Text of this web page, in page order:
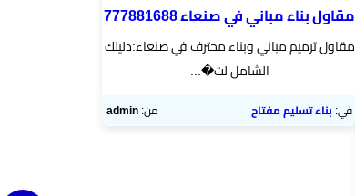
مقاول بناء مباني في صنعاء 777881688
مقاول ترميم مباني وبناء محترف في صنعاء:دليلك
الشامل لت�...
في: بناء تسليم مفتاح من:admin